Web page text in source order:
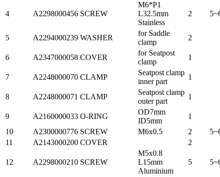
4 A2298000456 SCREW
M6*P1
L32.5mm
Stainless
2
5 A2294000239 WASHER
for Saddle
clamp
2
6 A2347000058 COVER
for Seatpost
clamp
1
7 A2248000070 CLAMP
Seatpost clamp
inner part
1
8 A2248000071 CLAMP
Seatpost clamp
outer part
1
9 A2160000033 O-RING
OD7mm
ID5mm
1
10
A2300000776 SCREW M6x0.5 2
11
A2143000200 COVER 2
12 A2298000210 SCREW
M5x0.8
L15mm
Aluminium
5